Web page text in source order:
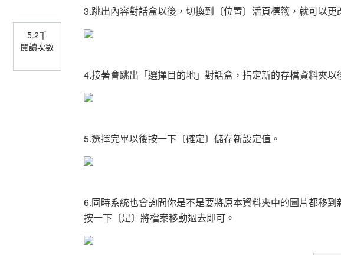
5.2千
閱讀次數
3.跳出內容對話盒以後，切換到〔位置〕活頁標籤，就可以
4.接著會跳出「選擇目的地」對話盒，指定新的存檔資料夾以
5.選擇完畢以後按一下〔確定〕儲存新設定值。
6.同時系統也會詢問你是不是要將原本資料夾中的圖片都移
按一下〔是〕將檔案移動過去即可。